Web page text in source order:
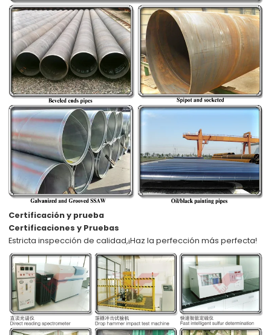
Certificación y prueba
Certificaciones y Pruebas
Estricta inspección de calidad,¡Haz la perfección más perfecta!